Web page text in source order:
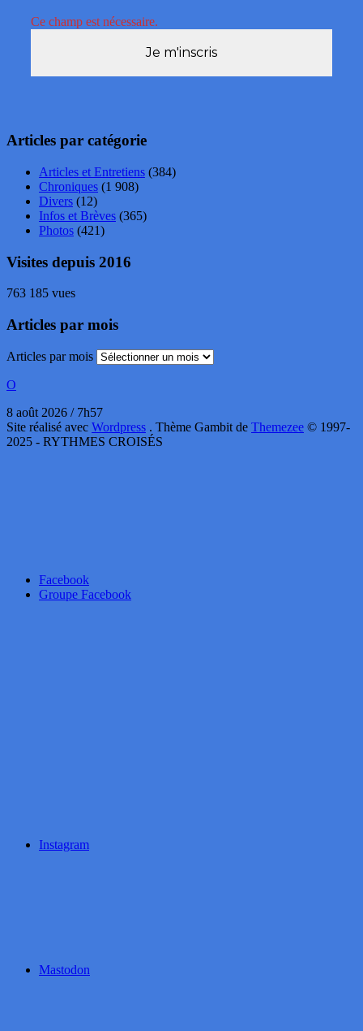
Ce champ est nécessaire.
Articles par catégorie
Articles et Entretiens (384)
Chroniques (1 908)
Divers (12)
Infos et Brèves (365)
Photos (421)
Visites depuis 2016
763 185 vues
Articles par mois
Articles par mois
O
8 août 2026 / 7h57
Site réalisé avec Wordpress . Thème Gambit de Themezee © 1997-
2025 - RYTHMES CROISÉS
Facebook
Groupe Facebook
Instagram
Mastodon